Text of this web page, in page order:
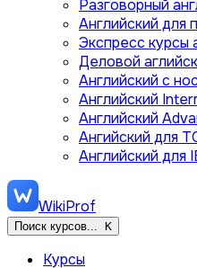
Разговорный
Английский для
Экспресс курсы
Деловой
Английский с
Английский
Английский
Ангийский для
Английский для
WikiProf
Поиск курсов... K
Курсы